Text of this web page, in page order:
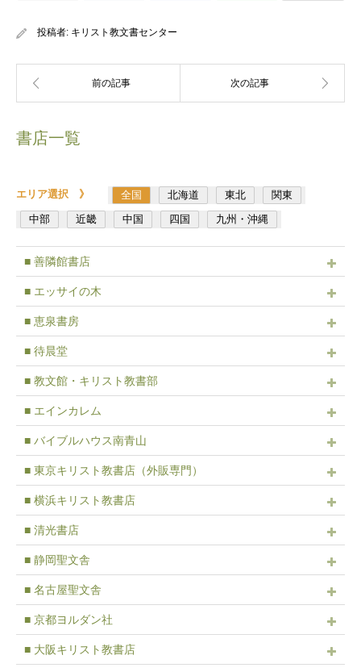
投稿者: キリスト教文書センター
書店一覧
エリア選択 》 全国 北海道 東北
関東
中部
近畿 中国 四国 九州・沖縄
■ 善隣館書店
■ エッサイの木
■ 恵泉書房
■ 待晨堂
■ 教文館・キリスト教書部
■ エインカレム
■ バイブルハウス南青山
■ 東京キリスト教書店（外販専門）
■ 横浜キリスト教書店
■ 清光書店
■ 静岡聖文舎
■ 名古屋聖文舎
■ 京都ヨルダン社
■ 大阪キリスト教書店